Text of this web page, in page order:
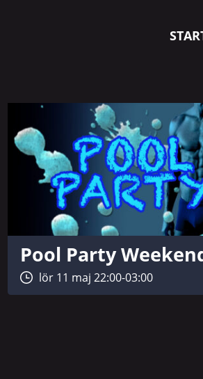
Pool Party
lör 11 maj 22:00-03:00